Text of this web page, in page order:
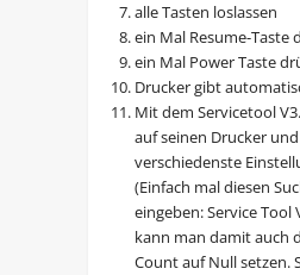
alle Tasten loslassen
ein Mal Resume-Taste
ein Mal Power Taste
Drucker gibt
Mit dem Servicetool
auf seinen Drucker
verschiedenste
(Einfach mal diesen
eingeben: Service Tool
kann man damit auch
Count auf Null setzen.